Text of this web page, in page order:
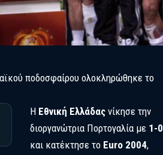
ποδοσφαίρου ολοκληρώθηκε το
Η Εθνική Ελλάδαςνίκησε την
διοργανώτρια Πορτογαλία με 1-0
και κατέκτησε το Euro 2004,